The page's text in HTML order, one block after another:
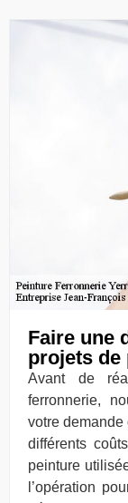
Faire une
projets de
Avant de
ferronnerie,
votre
différents
peinture
l’opération